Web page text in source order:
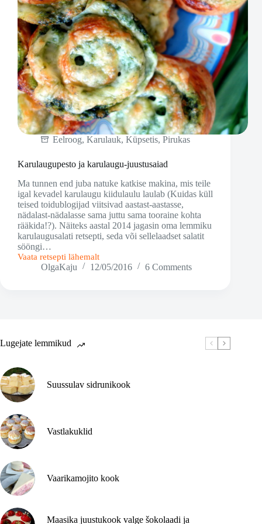
Eelroog, Karulauk, Küpsetis, Pirukas
Karulaugupesto ja karulaugu-juustusaiad
Ma tunnen end juba natuke katkise makina, mis teile
igal kevadel karulaugu kiidulaulu laulab (Kuidas küll
teised toidublogijad viitsivad aastast-aastasse,
nädalast-nädalasse sama juttu sama tooraine kohta
rääkida!?). Näiteks aastal 2014 jagasin oma lemmiku
karulaugusalati retsepti, seda või sellelaadset salatit
sööngi…
Vaata retsepti lähemalt
Karulaugupesto
OlgaKaju 12/05/2016 6 Comments
Lugejate lemmikud
Suussulav sidrunikook
Vastlakuklid
Vaarikamojito kook
Maasika juustukook valge šokolaadi ja